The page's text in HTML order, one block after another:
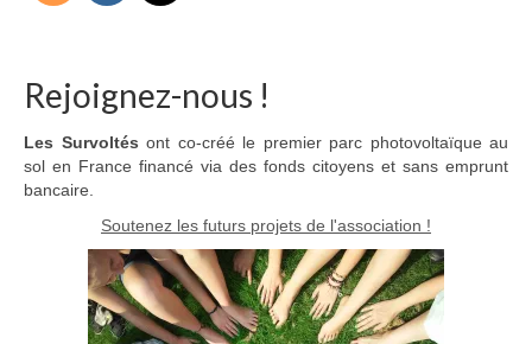
Rejoignez-nous !
Les Survoltés ont co-créé le premier parc photovoltaïque au
sol en France financé via des fonds citoyens et sans emprunt
bancaire.
Soutenez les futurs projets de l'association !